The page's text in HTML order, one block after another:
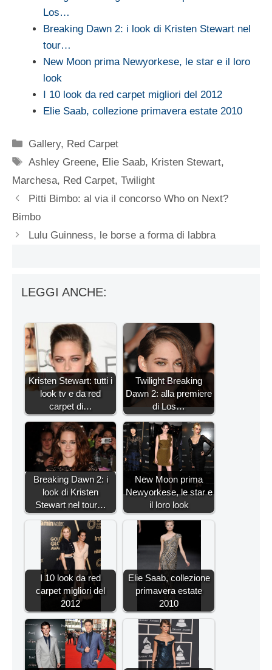
Los…
Breaking Dawn 2: i look di Kristen Stewart nel
tour…
New Moon prima Newyorkese, le star e il loro
look
I 10 look da red carpet migliori del 2012
Elie Saab, collezione primavera estate 2010
Categorie
Gallery, Red Carpet
Tag
Ashley Greene, Elie Saab, Kristen Stewart,
Marchesa, Red Carpet, Twilight
Pitti Bimbo: al via il concorso Who on Next?
Bimbo
Lulu Guinness, le borse a forma di labbra
LEGGI ANCHE:
Kristen Stewart: tutti i
look tv e da red
carpet di…
Twilight Breaking
Dawn 2: alla premiere
di Los…
Breaking Dawn 2: i
look di Kristen
Stewart nel tour…
New Moon prima
Newyorkese, le star e
il loro look
I 10 look da red
carpet migliori del
2012
Elie Saab, collezione
primavera estate
2010